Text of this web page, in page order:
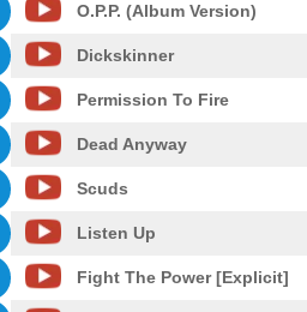
O.P.P. (Album Version)
Dickskinner
Permission To Fire
Dead Anyway
Scuds
Listen Up
Fight The Power [Explicit]